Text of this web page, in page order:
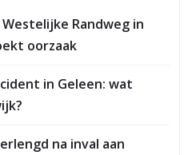
Randweg in
oorzaak
in Geleen: wat
na inval aan